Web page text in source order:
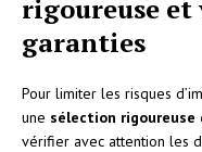
rigoureuse
garanties
Pour limiter les risques
une sélection rigoureuse
vérifier avec attention les